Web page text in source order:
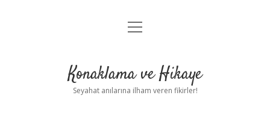
Anasayfa
Yasal Uyarı
menüyü
Konaklama ve Hikaye
Seyahat anılarına ilham veren fikirler!